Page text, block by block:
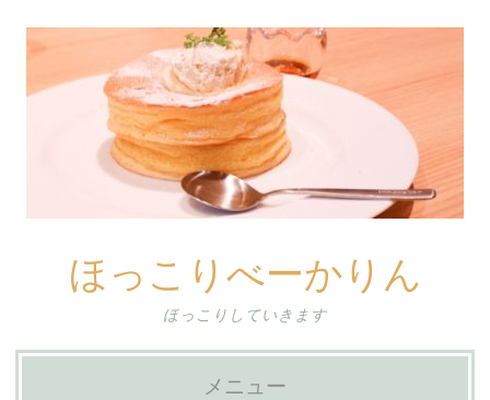
ほっこりべーかりん
ほっこりしていきます
メニュー